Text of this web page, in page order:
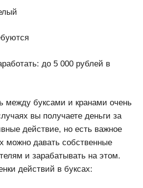
до 5 000 рублей в
между буксами и кранами очень
вы получаете деньги за
действие, но есть важное
можно давать собственные
и зарабатывать на этом.
действий в буксах: